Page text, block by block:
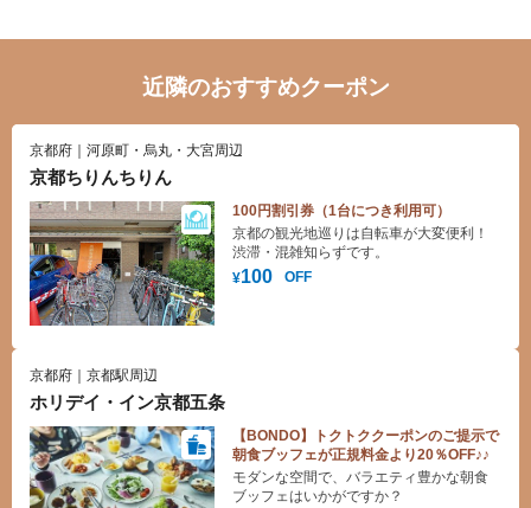
近隣のおすすめクーポン
京都府｜河原町・烏丸・大宮周辺
京都ちりんちりん
100円割引券（1台につき利用可）
¥100 OFF
京都の観光地巡りは自転車が大変便利！
渋滞・混雑知らずです。
京都府｜京都駅周辺
ホリデイ・イン京都五条
【BONDO】トクトククーポンのご提示で
朝食ブッフェが正規料金より20％OFF♪♪
モダンな空間で、バラエティ豊かな朝食
ブッフェはいかがですか？